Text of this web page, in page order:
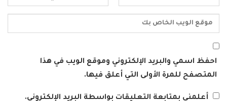
احفظ اسمي والبريد الإلكتروني وموقع الويب في هذا
المتصفح للمرة الأولى التي أعلق فيها.
أعلمني بمتابعة التعليقات بواسطة البريد الإلكتروني.